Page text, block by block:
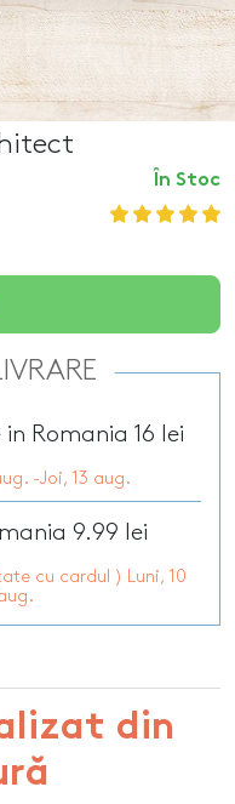
În Stoc
Romania 16 lei
-Joi, 13 aug.
9.99 lei
cu cardul ) Luni, 10
din